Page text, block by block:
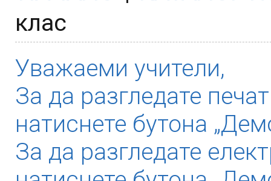
клас
Уважаеми учители,
За да разгледате
натиснете бутона
За да разгледате